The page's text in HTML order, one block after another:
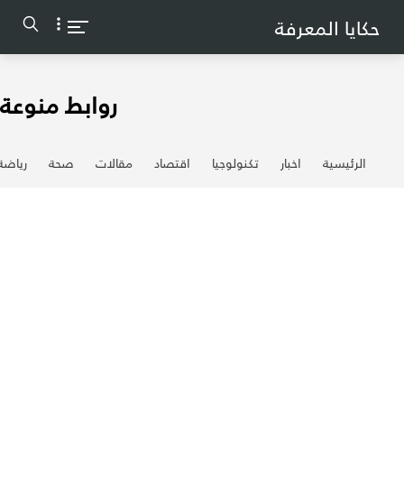
حكايا المعرفة
روابط منوعة
الرئيسية اخبار تكنولوجيا اقتصاد مقالات صحة